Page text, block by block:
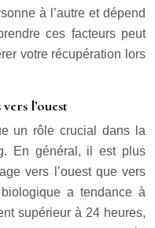
à l’autre et dépend
ces facteurs peut
votre récupération lors
l’ouest
un rôle crucial dans la
En général, il est plus
vers l’ouest que vers
a tendance à
supérieur à 24 heures,